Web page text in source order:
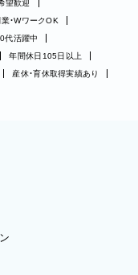
望歓迎
・WワークOK
代活躍中
年間休日105日以上
産休・育休取得実績あり